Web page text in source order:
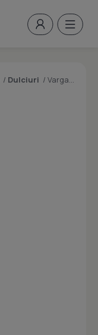
/ Dulciuri / Vargabeles